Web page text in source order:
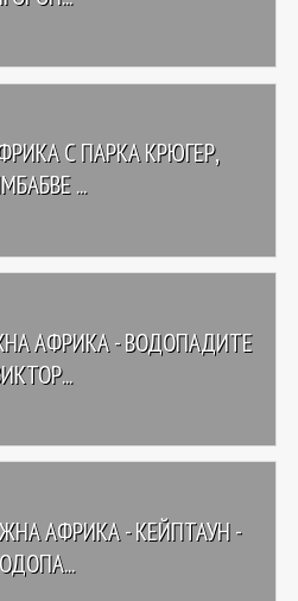
С ПАРКА КРЮГЕР,
...
АФРИКА - ВОДОПАДИТЕ
АФРИКА - КЕЙПТАУН -